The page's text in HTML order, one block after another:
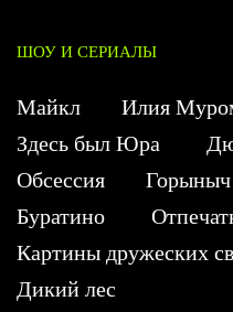
ШОУ И СЕРИАЛЫ
Майкл Илия
Здесь был Юра
Обсессия
Горыныч
Буратино
Картины дружеских
Дикий лес